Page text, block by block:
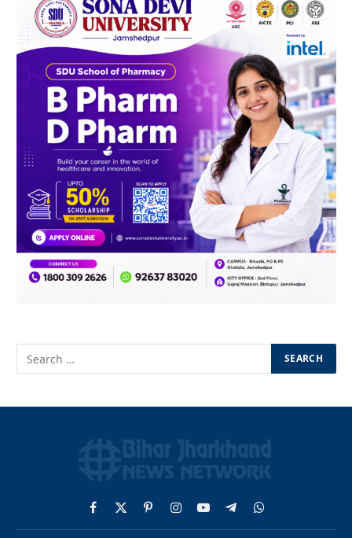
Facebook
X
(Twitter)
PinterestInstagram
YouTubeTelegramWhatsApp